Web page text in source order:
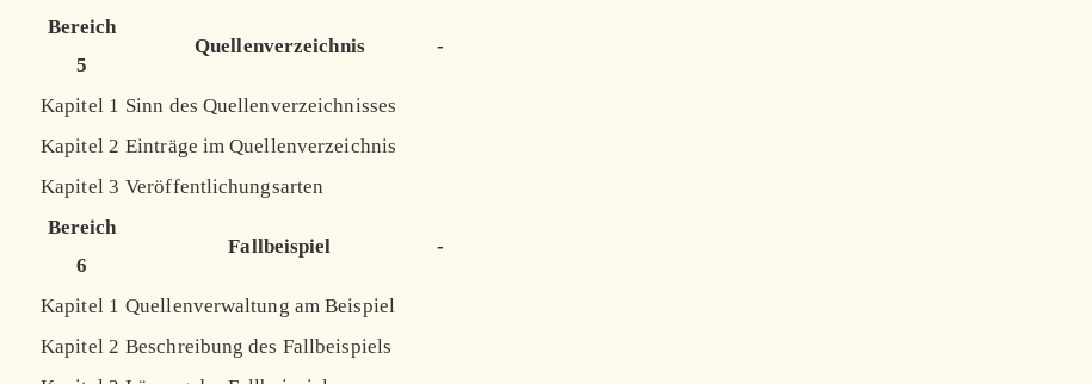
Bereich
5
Quellenverzeichnis -
Kapitel 1 Sinn des Quellenverzeichnisses
Kapitel 2 Einträge im Quellenverzeichnis
Kapitel 3 Veröffentlichungsarten
Bereich
6
Fallbeispiel -
Kapitel 1 Quellenverwaltung am Beispiel
Kapitel 2 Beschreibung des Fallbeispiels